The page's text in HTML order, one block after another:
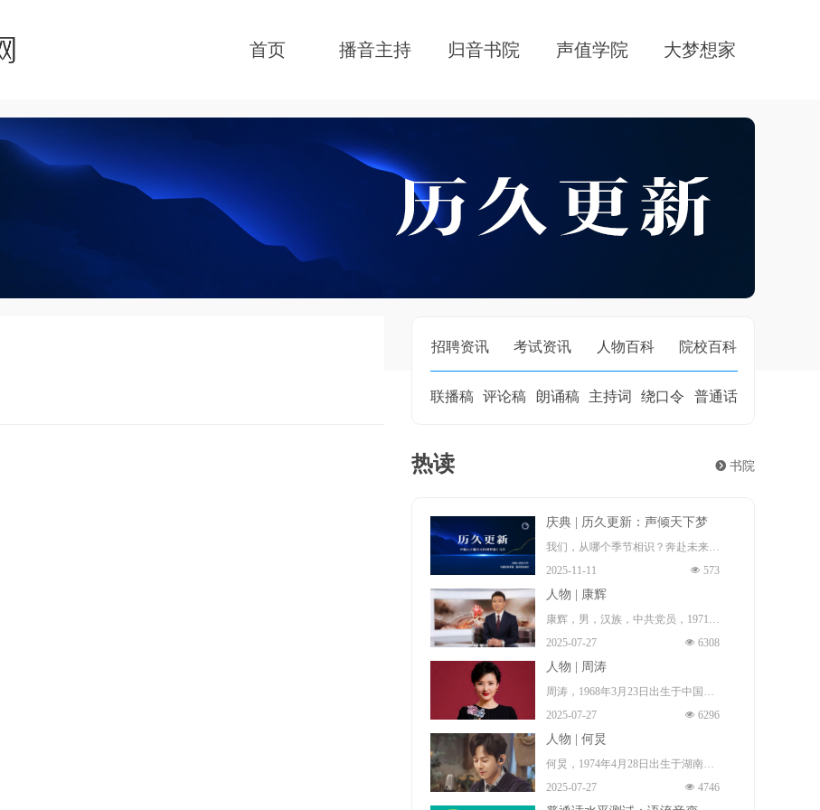
首页 播音主持 归音书院 声值学院 大梦想家
招聘资讯 考试资讯 人物百科 院校百科
联播稿 评论稿 朗诵稿 主持词 绕口令 普通话
热读 뀹 书院
庆典 | 历久更新：声倾天下梦
我们，从哪个季节相识？奔赴未来！
这一程夏冬往复，风月浸染群山与长
河。遍经天光夜色，梦想永远年轻。
而热爱，更新。
声倾天下播音主持网梦想十九年：历
久更新！
넶 573
2025-11-11
人物 | 康辉
康辉，男，汉族，中共党员，1971年
1月17日出生 （一说，1972年出
生 ），祖籍中国河北省石家庄市无
极县 ，本科毕业于中国传媒大学播
播电视学专业。中国内地节目主持
넶 6308
2025-07-27
人物 | 周涛
周涛，1968年3月23日出生于中国安
徽省淮南市田家庵区 ，毕业于北京
广播学院（现中国传媒大学），硕士
研究生 ，中国著名女主持人、导
넶 6296
2025-07-27
人物 | 何炅
何炅，1974年4月28日出生于湖南省
长沙市雨花区，中国内地男主持人、
넶 4746
2025-07-27